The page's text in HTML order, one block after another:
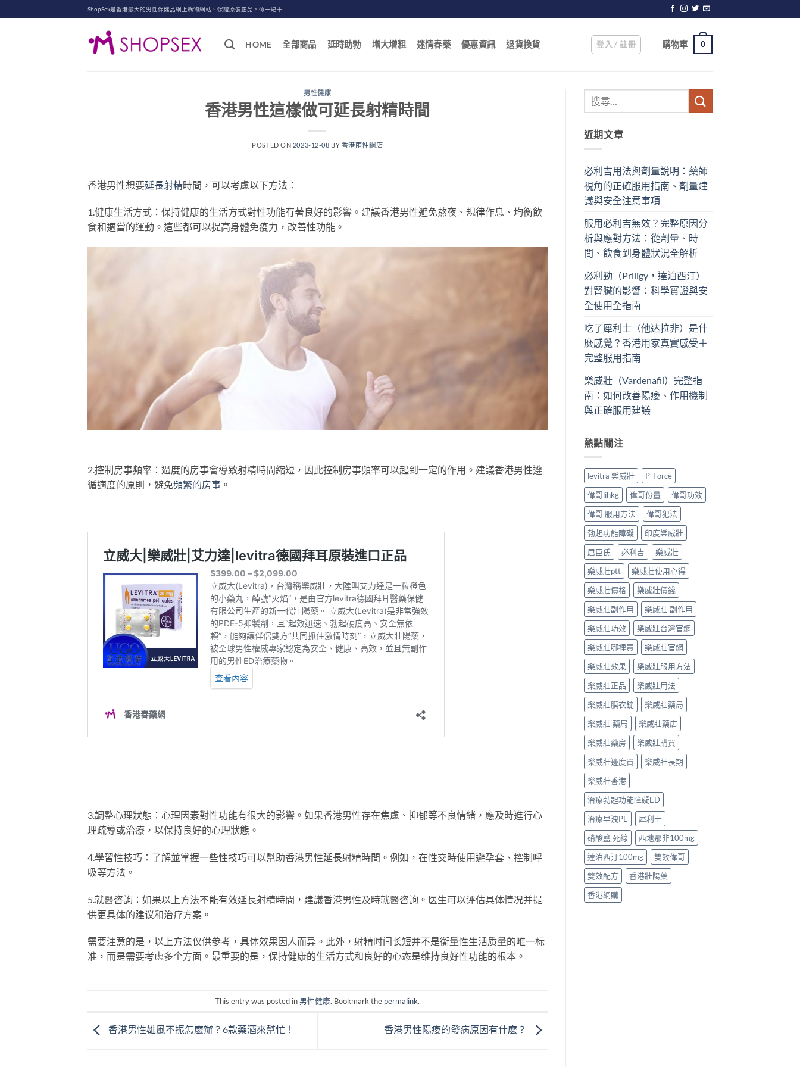
to
ShopSex是香港最大的男性保健品網上購物網站、保證原裝正品，假一賠十
HOME 全部商品 延時助勃 增大增粗 迷情春藥 優惠資訊 退貨換貨 登入 / 註冊 購物車 0
男性健康
香港男性這樣做可延長射精時間
POSTED ON 2023-12-08 BY 香港兩性網店
香港男性想要延長射精時間，可以考慮以下方法：
1.健康生活方式：保持健康的生活方式對性功能有著良好的影響。建議香港男性避免熬夜、規律作息、均衡飲
食和適當的運動。這些都可以提高身體免疫力，改善性功能。
2.控制房事頻率：過度的房事會導致射精時間縮短，因此控制房事頻率可以起到一定的作用。建議香港男性遵
循適度的原則，避免頻繁的房事 。
3.調整心理狀態：心理因素對性功能有很大的影響。如果香港男性存在焦慮、抑郁等不良情緒，應及時進行心
理疏導或治療，以保持良好的心理狀態。
4.學習性技巧：了解並掌握一些性技巧可以幫助香港男性延長射精時間。例如，在性交時使用避孕套、控制呼
吸等方法。
5.就醫咨詢：如果以上方法不能有效延長射精時間，建議香港男性及時就醫咨詢。医生可以评估具体情况并提
供更具体的建议和治疗方案。
需要注意的是，以上方法仅供参考，具体效果因人而异。此外，射精时间长短并不是衡量性生活质量的唯一标
准，而是需要考虑多个方面。最重要的是，保持健康的生活方式和良好的心态是维持良好性功能的根本。
This entry was posted in 男性健康. Bookmark the permalink.
香港男性雄風不振怎麽辦？6款藥酒來幫忙！ 香港男性陽痿的發病原因有什麽？
近期文章
必利吉用法與劑量說明：藥師
視角的正確服用指南、劑量建
議與安全注意事項
服用必利吉無效？完整原因分
析與應對方法：從劑量、時
間、飲食到身體狀況全解析
必利勁（Priligy，達泊西汀）
對腎臟的影響：科學實證與安
全使用全指南
吃了犀利士（他达拉非）是什
麼感覺？香港用家真實感受＋
完整服用指南
樂威壯（Vardenafil）完整指
南：如何改善陽痿、作用機制
與正確服用建議
熱點關注
levitra 樂威壯
P-Force
偉哥lihkg
偉哥份量
偉哥功效
偉哥 服用方法
偉哥犯法
勃起功能障礙
印度樂威壯
屈臣氏
必利吉
樂威壯
樂威壯ptt
樂威壯使用心得
樂威壯價格
樂威壯價錢
樂威壯副作用
樂威壯 副作用
樂威壯功效
樂威壯台灣官網
樂威壯哪裡買
樂威壯官網
樂威壯效果
樂威壯服用方法
樂威壯正品
樂威壯用法
樂威壯膜衣錠
樂威壯藥局
樂威壯 藥局
樂威壯藥店
樂威壯藥房
樂威壯購買
樂威壯邊度買
樂威壯長期
樂威壯香港
治療勃起功能障礙ED
治療早洩PE
犀利士
硝酸鹽 死線
西地那非100mg
達泊西汀100mg
雙效偉哥
雙效配方
香港壯陽藥
香港網購